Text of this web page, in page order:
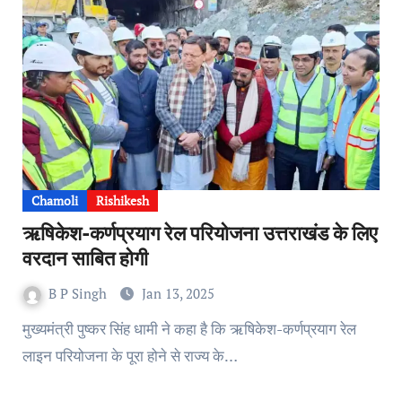
Chamoli Rishikesh
ऋषिकेश-कर्णप्रयाग रेल परियोजना उत्तराखंड के लिए
वरदान साबित होगी
B P Singh Jan 13, 2025
मुख्यमंत्री पुष्कर सिंह धामी ने कहा है कि ऋषिकेश-कर्णप्रयाग रेल
लाइन परियोजना के पूरा होने से राज्य के…